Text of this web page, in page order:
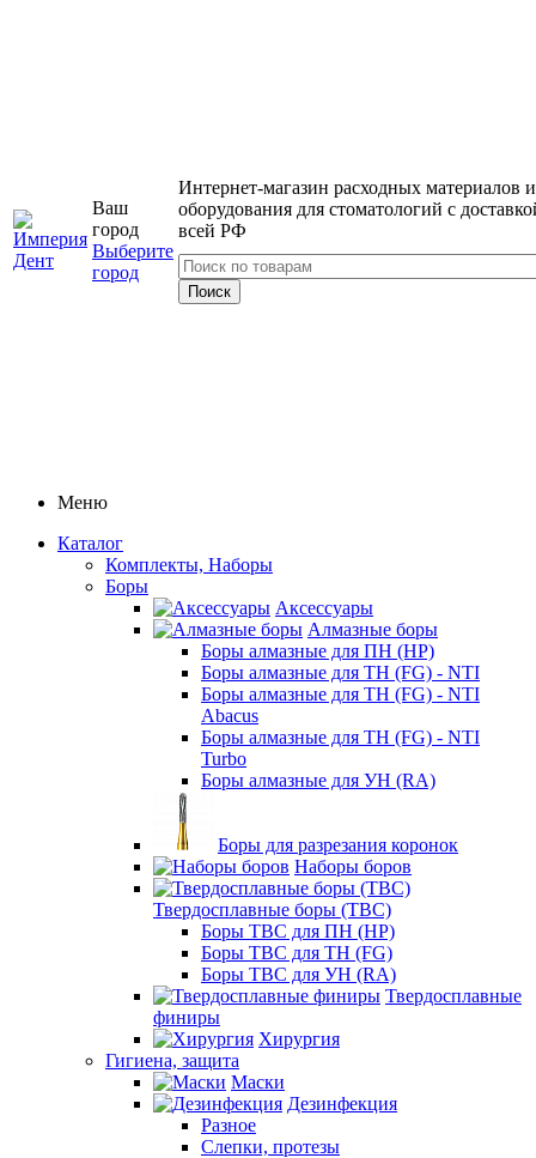
Ваш
город
Выберите
город
Интернет-магазин расходных материалов и
оборудования для стоматологий с
всей РФ
Меню
Каталог
Комплекты, Наборы
Боры
Аксессуары
Алмазные боры
Боры алмазные для ПН (HP)
Боры алмазные для ТН (FG) - NTI
Боры алмазные для ТН (FG) - NTI
Abacus
Боры алмазные для ТН (FG) - NTI
Turbo
Боры алмазные для УН (RA)
Боры для разрезания коронок
Наборы боров
Твердосплавные боры (ТВС)
Боры ТВС для ПН (HP)
Боры ТВС для ТН (FG)
Боры ТВС для УН (RA)
Твердосплавные
финиры
Хирургия
Гигиена, защита
Маски
Дезинфекция
Разное
Слепки, протезы